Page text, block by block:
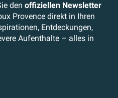
den offiziellen Newsletter
Provence direkt in Ihren
Entdeckungen,
Aufenthalte – alles in